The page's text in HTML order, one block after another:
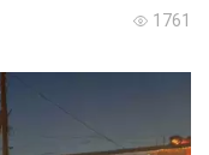
1761